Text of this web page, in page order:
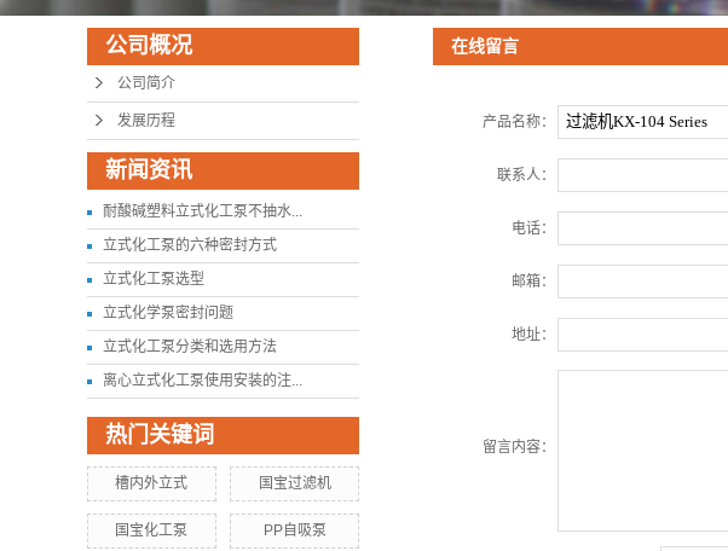
公司概况
公司简介
发展历程
新闻资讯
耐酸碱塑料立式化工泵不抽水...
立式化工泵的六种密封方式
立式化工泵选型
立式化学泵密封问题
立式化工泵分类和选用方法
离心立式化工泵使用安装的注...
热门关键词
槽内外立式 国宝过滤机
国宝化工泵 PP自吸泵
在线留言
产品名称：
联系人：
电话：
邮箱：
地址：
留言内容：